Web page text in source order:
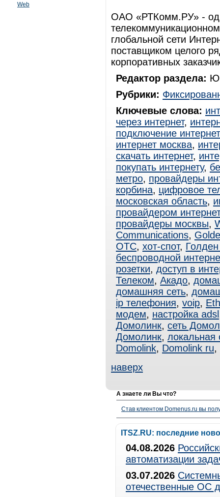
Web
ОАО «РТКомм.РУ» -
глобальной сети
поставщиком целого
корпоративных
Редактор раздела:
Рубрики:
Ключевые слова:
через интернет,
подключение
интернет москва,
скачать интернет,
покупать интернету,
метро, провайдеры
корбина, цифровое
московская область,
провайдером
провайдеры москвы,
Communications,
ОТС, хот-спот,
беспроводной
розетки, доступ в
Телеком, Акадо,
домашняя сеть,
ip телефония, voip,
модем, настройка adsl
Домолинк, сеть
Домолинк, локальная
Domolink, Domolink ru,
наверх
А знаете ли Вы что?
Став клиентом Domenus.ru вы
ITSZ.RU: последние
04.08.2026
автоматизации
03.07.2026
отечественные ОС